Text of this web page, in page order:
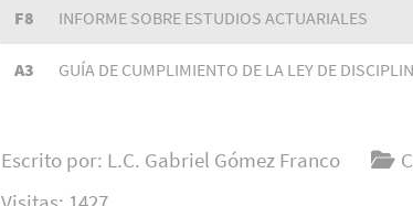
F8 INFORME SOBRE ESTUDIOS ACTUARIALES
A3 GUÍA DE CUMPLIMIENTO DE LA LEY DE
Escrito por: L.C. Gabriel Gómez Franco